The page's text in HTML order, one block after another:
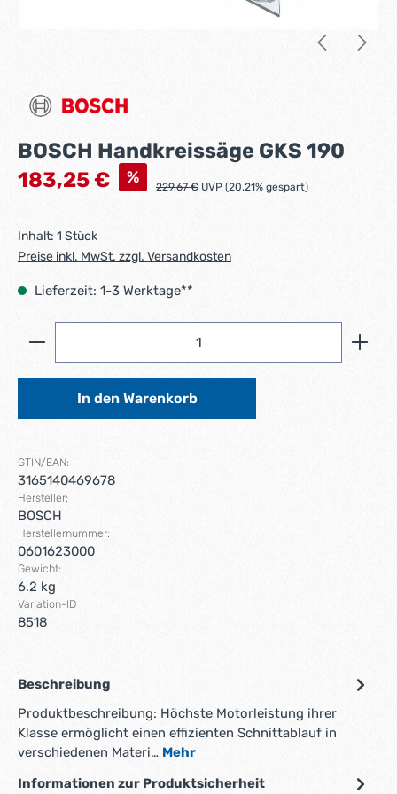
BOSCH Handkreissäge GKS 190
Verkaufspreis:
183,25 € % Regulärer Preis:
229,67 € UVP (20.21% gespart)
Inhalt: 1 Stück
Preise inkl. MwSt. zzgl. Versandkosten
Lieferzeit: 1-3 Werktage**
Produkt Anzahl: Gib den gewünschten Wert ein
In den Warenkorb
GTIN/EAN:
3165140469678
Hersteller:
BOSCH
Herstellernummer:
0601623000
Gewicht:
6.2 kg
Variation-ID
8518
Beschreibung
Produktbeschreibung: Höchste Motorleistung ihrer
Klasse ermöglicht einen effizienten Schnittablauf in
verschiedenen Materi… Mehr
Informationen zur Produktsicherheit